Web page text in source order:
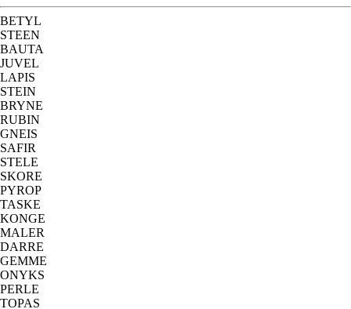
BETYL
STEEN
BAUTA
JUVEL
LAPIS
STEIN
BRYNE
RUBIN
GNEIS
SAFIR
STELE
SKORE
PYROP
TASKE
KONGE
MALER
DARRE
GEMME
ONYKS
PERLE
TOPAS